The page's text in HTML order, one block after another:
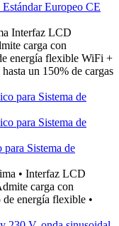
Europeo CE
Interfaz LCD
carga con
energía flexible WiFi +
un 150% de cargas
Sistema de
• Interfaz LCD
carga con
energía flexible •